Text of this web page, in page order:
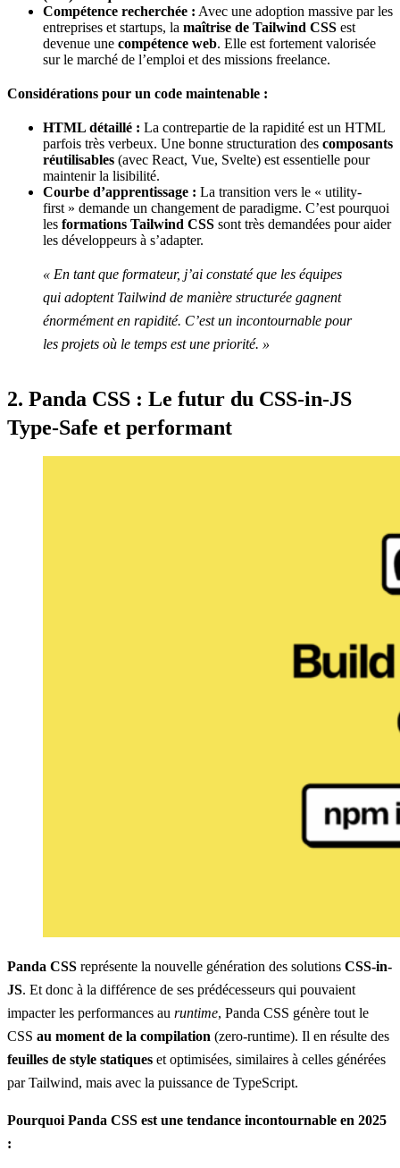
Compétence recherchée : Avec une adoption massive par les
entreprises et startups, la maîtrise de Tailwind CSS est
devenue une compétence web. Elle est fortement valorisée
sur le marché de l’emploi et des missions freelance.
Considérations pour un code maintenable :
HTML détaillé : La contrepartie de la rapidité est un HTML
parfois très verbeux. Une bonne structuration des composants
réutilisables (avec React, Vue, Svelte) est essentielle pour
maintenir la lisibilité.
Courbe d’apprentissage : La transition vers le « utility-
first » demande un changement de paradigme. C’est pourquoi
les formations Tailwind CSS sont très demandées pour aider
les développeurs à s’adapter.
« En tant que formateur, j’ai constaté que les équipes
qui adoptent Tailwind de manière structurée gagnent
énormément en rapidité. C’est un incontournable pour
les projets où le temps est une priorité. »
2. Panda CSS : Le futur du CSS-in-JS
Type-Safe et performant
Panda CSS représente la nouvelle génération des solutions CSS-in-
JS. Et donc à la différence de ses prédécesseurs qui pouvaient
impacter les performances au runtime, Panda CSS génère tout le
CSS au moment de la compilation (zero-runtime). Il en résulte des
feuilles de style statiques et optimisées, similaires à celles générées
par Tailwind, mais avec la puissance de TypeScript.
Pourquoi Panda CSS est une tendance incontournable en 2025
: